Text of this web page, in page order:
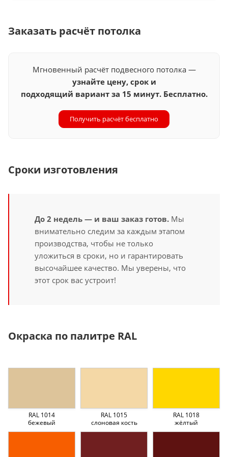
Заказать расчёт потолка
Мгновенный расчёт подвесного потолка —
узнайте цену, срок и
подходящий вариант за 15 минут. Бесплатно.
Получить расчёт бесплатно
Сроки изготовления
До 2 недель — и ваш заказ готов. Мы
внимательно следим за каждым этапом
производства, чтобы не только
уложиться в сроки, но и гарантировать
высочайшее качество. Мы уверены, что
этот срок вас устроит!
Окраска по палитре RAL
RAL 1014
бежевый
RAL 1015
слоновая кость
RAL 1018
жёлтый